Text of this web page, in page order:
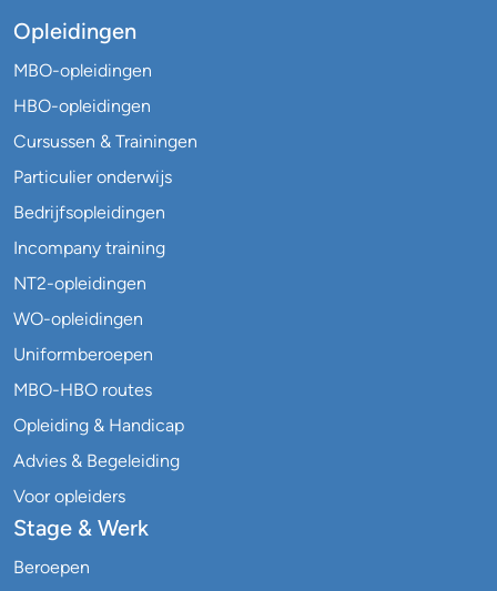
Opleidingen
MBO-opleidingen
HBO-opleidingen
Cursussen & Trainingen
Particulier onderwijs
Bedrijfsopleidingen
Incompany training
NT2-opleidingen
WO-opleidingen
Uniformberoepen
MBO-HBO routes
Opleiding & Handicap
Advies & Begeleiding
Voor opleiders
Stage & Werk
Beroepen